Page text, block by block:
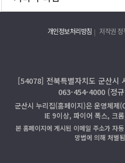
개인정보처리방침 저작권 정
[54078] 전북특별자치도 군산시
063-454-4000 (정
군산시 누리집(홈페이지)은 운영체
IE 9이상, 파이어 폭스, 크
본 홈페이지에 게시된 이메일 주소가 자
망법에 의해 처벌